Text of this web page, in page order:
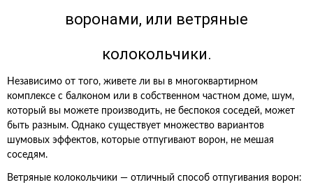
воронами, или ветряные
колокольчики.
Независимо от того, живете ли вы в многоквартирном
комплексе с балконом или в собственном частном доме, шум,
который вы можете производить, не беспокоя соседей, может
быть разным. Однако существует множество вариантов
шумовых эффектов, которые отпугивают ворон, не мешая
соседям.
Ветряные колокольчики — отличный способ отпугивания ворон: